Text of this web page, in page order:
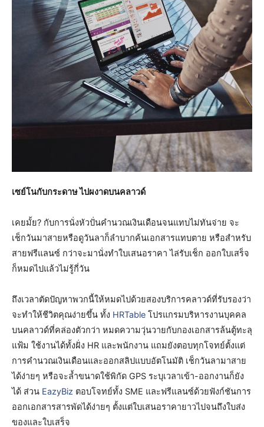
เซย์โนกับกระดาษ ไปผงาดบนคลาวด์
เคยมั้ย? กับการนั่งหัวปั่นคำนวณเงินเดือนจนแทบไม่ทันจ่าย จะ
เช็กวันมาสายหรือดูวันลาก็ลำบากค้นเอกสารแทบตาย หรือสำหรับ
สายฟรีแลนซ์ กว่าจะมานั่งทำใบเสนอราคา ไล่รับเช็ก ออกใบเสร็จ
ก็หมดไปแล้วไม่รู้กี่วัน
ถึงเวลาตัดปัญหาพวกนี้ให้หมดไปด้วยสองบริการคลาวด์ที่รับรองว่า
จะทำให้ชีวิตคุณง่ายขึ้น ทั้ง HRTable โปรแกรมบริหารงานบุคคล
บนคลาวด์ที่คล่องตัวกว่า หมดความวุ่นวายกับกองเอกสารล้นตู้ทะลุ
แฟ้ม ใช้งานได้ทั้งฝั่ง HR และพนักงาน แถมยังตอบทุกโจทย์ตั้งแต่
การคำนวณเงินเดือนและออกสลิปแบบอัตโนมัติ เช็กวันลามาสาย
ได้ง่ายๆ หรือจะล้ำขนาดใช้พิกัด GPS ระบุเวลาเข้า-ออกงานก็ยัง
ได้ ส่วน EazyBiz ตอบโจทย์ทั้ง SME และฟรีแลนซ์ด้วยฟังก์ชันการ
ออกเอกสารสารพัดได้ง่ายๆ ตั้งแต่ใบเสนอราคายาวไปจนถึงใบส่ง
ของและใบเสร็จ